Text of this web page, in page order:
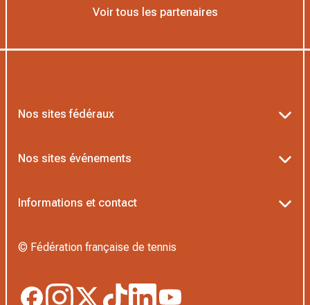
Voir tous les partenaires
Nos sites fédéraux
L’Institut Formation Tennis
Proshop FFT
Nos sites événements
Boutique Officielle
Informations et contact
© Fédération française de tennis